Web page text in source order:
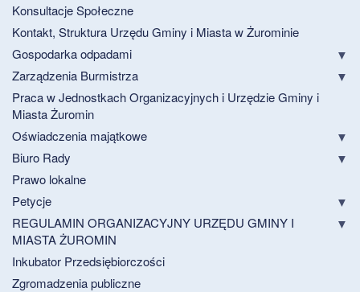
Konsultacje Społeczne
Kontakt, Struktura Urzędu Gminy i Miasta w Żurominie
Gospodarka odpadami
Zarządzenia Burmistrza
Praca w Jednostkach Organizacyjnych i Urzędzie Gminy i
Miasta Żuromin
Oświadczenia majątkowe
Biuro Rady
Prawo lokalne
Petycje
REGULAMIN ORGANIZACYJNY URZĘDU GMINY I
MIASTA ŻUROMIN
Inkubator Przedsiębiorczości
Zgromadzenia publiczne